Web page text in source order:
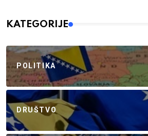
KATEGORIJE
POLITIKA
DRUŠTVO